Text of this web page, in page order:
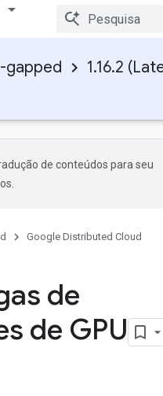
gapped 1.16.2
de conteúdos para seu
Google Distributed Cloud
de
de GPU